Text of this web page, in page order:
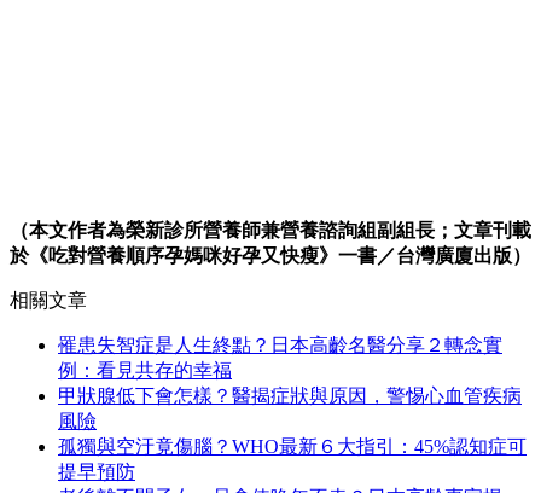
（本文作者為榮新診所營養師兼營養諮詢組副組長；文章刊載
於《吃對營養順序孕媽咪好孕又快瘦》一書／台灣廣廈出版）
相關文章
罹患失智症是人生終點？日本高齡名醫分享２轉念實
例：看見共存的幸福
甲狀腺低下會怎樣？醫揭症狀與原因，警惕心血管疾病
風險
孤獨與空汙竟傷腦？WHO最新６大指引：45%認知症可
提早預防